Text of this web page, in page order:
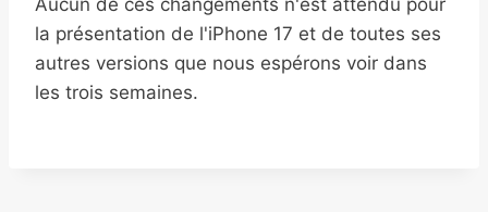
Aucun de ces changements n'est attendu pour
la présentation de l'iPhone 17 et de toutes ses
autres versions que nous espérons voir dans
les trois semaines.